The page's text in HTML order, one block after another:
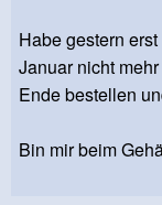
Habe gestern
Januar nicht
Ende bestellen
Bin mir beim